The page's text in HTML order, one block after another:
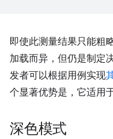
即使此测量结果只能粗
加载而异，但仍是制定
发者可以根据用例实现
个显著优势是，它适用
深色模式